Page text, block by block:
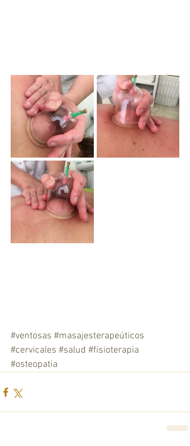
#ventosas #masajesterapeúticos
#cervicales #salud #fisioterapia
#osteopatia